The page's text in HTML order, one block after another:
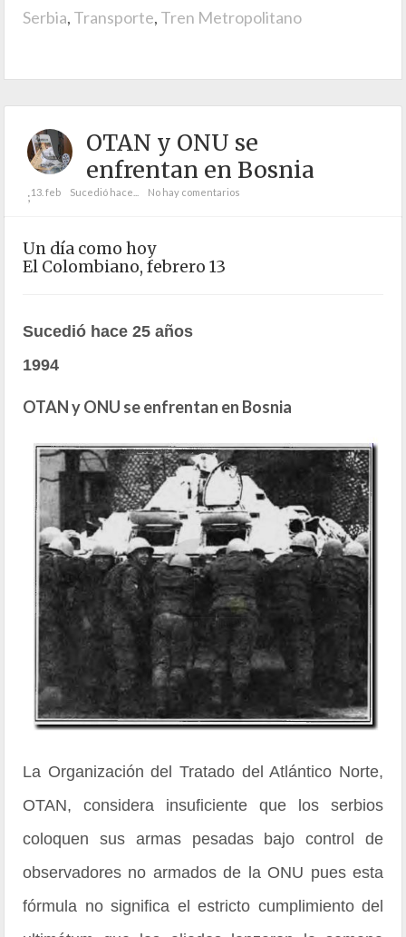
Serbia, Transporte, Tren Metropolitano
OTAN y ONU se
enfrentan en Bosnia
;13. feb Sucedió hace... No hay comentarios
Un día como hoy
El Colombiano, febrero 13
Sucedió hace 25 años
1994
OTAN y ONU se enfrentan en Bosnia
La Organización del Tratado del Atlántico Norte,
OTAN, considera insuficiente que los serbios
coloquen sus armas pesadas bajo control de
observadores no armados de la ONU pues esta
fórmula no significa el estricto cumplimiento del